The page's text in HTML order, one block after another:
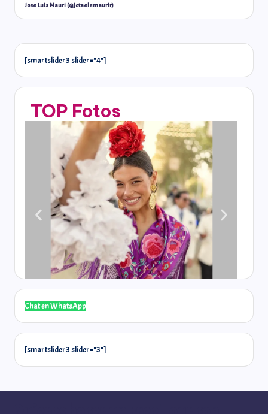
Jose Luis Mauri (@jotaelemaurir)
[smartslider3 slider="4"]
TOP Fotos
Chat en WhatsApp
[smartslider3 slider="3"]